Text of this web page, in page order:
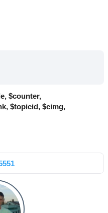
$counter,
$topicid, $cimg,